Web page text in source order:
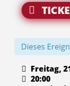
Dieses
Freitag,
20:00